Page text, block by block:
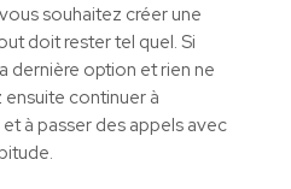
souhaitez créer une
doit rester tel quel. Si
dernière option et rien ne
continuer à
à passer des appels avec